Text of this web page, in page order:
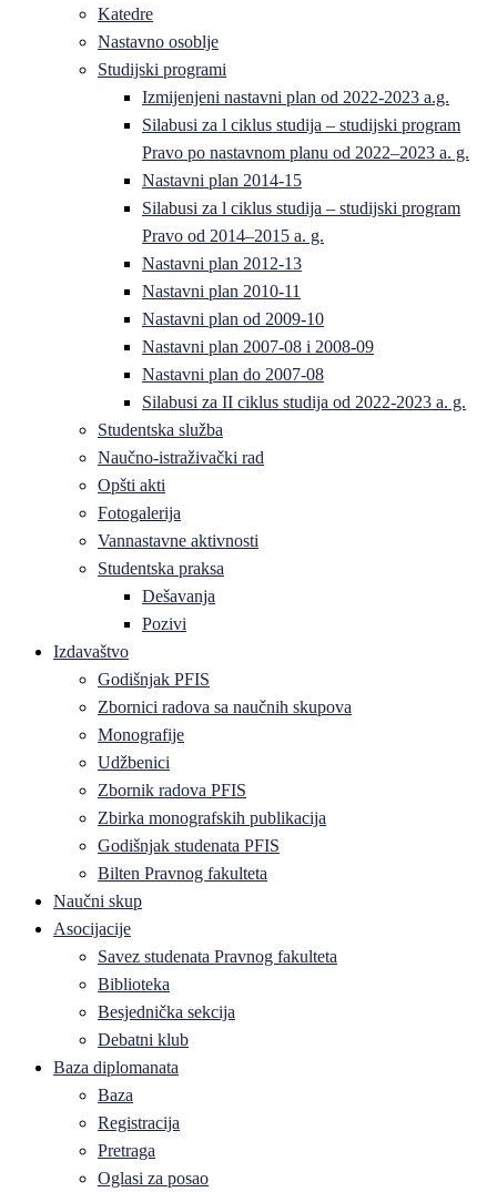
Katedre
Nastavno osoblje
Studijski programi
Izmijenjeni nastavni plan od 2022-2023 a.g.
Silabusi za l ciklus studija – studijski program
Pravo po nastavnom planu od 2022–2023 a. g.
Nastavni plan 2014-15
Silabusi za l ciklus studija – studijski program
Pravo od 2014–2015 a. g.
Nastavni plan 2012-13
Nastavni plan 2010-11
Nastavni plan od 2009-10
Nastavni plan 2007-08 i 2008-09
Nastavni plan do 2007-08
Silabusi za II ciklus studija od 2022-2023 a. g.
Studentska služba
Naučno-istraživački rad
Opšti akti
Fotogalerija
Vannastavne aktivnosti
Studentska praksa
Dešavanja
Pozivi
Izdavaštvo
Godišnjak PFIS
Zbornici radova sa naučnih skupova
Monografije
Udžbenici
Zbornik radova PFIS
Zbirka monografskih publikacija
Godišnjak studenata PFIS
Bilten Pravnog fakulteta
Naučni skup
Asocijacije
Savez studenata Pravnog fakulteta
Biblioteka
Besjednička sekcija
Debatni klub
Baza diplomanata
Baza
Registracija
Pretraga
Oglasi za posao